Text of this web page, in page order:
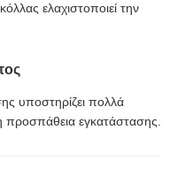
ελαχιστοποιεί την
υποστηρίζει πολλά
προσπάθεια εγκατάστασης.